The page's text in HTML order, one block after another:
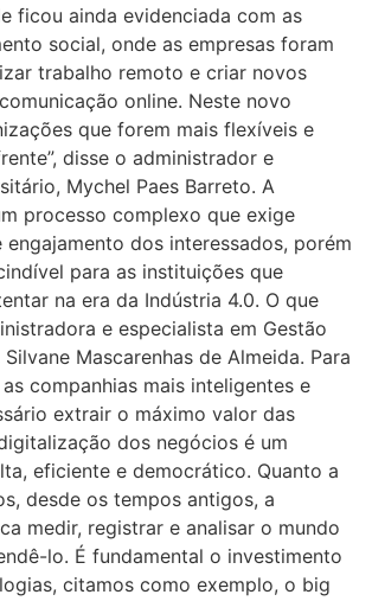
ficou ainda evidenciada com as
social, onde as empresas foram
trabalho remoto e criar novos
online. Neste novo
que forem mais flexíveis e
disse o administrador e
Mychel Paes Barreto. A
processo complexo que exige
engajamento dos interessados, porém
para as instituições que
na era da Indústria 4.0. O que
e especialista em Gestão
Mascarenhas de Almeida. Para
companhias mais inteligentes e
extrair o máximo valor das
dos negócios é um
eficiente e democrático. Quanto a
desde os tempos antigos, a
medir, registrar e analisar o mundo
lo. É fundamental o investimento
citamos como exemplo, o big